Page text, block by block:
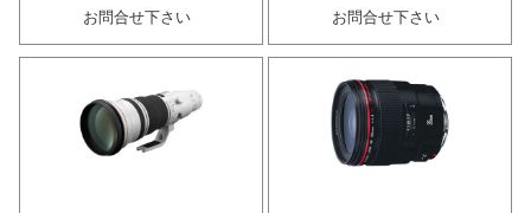
お問合せ下さい
お問合せ下さい